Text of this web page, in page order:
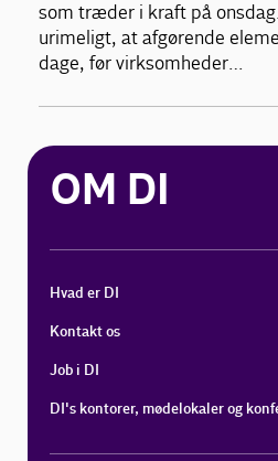
som træder i kraft på
urimeligt, at afgørende
dage, før virksomheder…
OM DI
Hvad er DI
Kontakt os
Job i DI
DI's kontorer, mødelokaler og